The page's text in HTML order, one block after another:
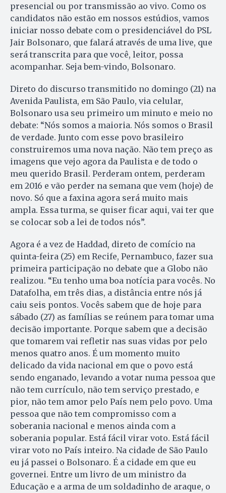
presencial ou por transmissão ao vivo. Como os
candidatos não estão em nossos estúdios, vamos
iniciar nosso debate com o presidenciável do PSL
Jair Bolsonaro, que falará através de uma live, que
será transcrita para que você, leitor, possa
acompanhar. Seja bem-vindo, Bolsonaro.
Direto do discurso transmitido no domingo (21) na
Avenida Paulista, em São Paulo, via celular,
Bolsonaro usa seu primeiro um minuto e meio no
debate: “Nós somos a maioria. Nós somos o Brasil
de verdade. Junto com esse povo brasileiro
construiremos uma nova nação. Não tem preço as
imagens que vejo agora da Paulista e de todo o
meu querido Brasil. Perderam ontem, perderam
em 2016 e vão perder na semana que vem (hoje) de
novo. Só que a faxina agora será muito mais
ampla. Essa turma, se quiser ficar aqui, vai ter que
se colocar sob a lei de todos nós”.
Agora é a vez de Haddad, direto de comício na
quinta-feira (25) em Recife, Pernambuco, fazer sua
primeira participação no debate que a Globo não
realizou. “Eu tenho uma boa notícia para vocês. No
Datafolha, em três dias, a distância entre nós já
caiu seis pontos. Vocês sabem que de hoje para
sábado (27) as famílias se reúnem para tomar uma
decisão importante. Porque sabem que a decisão
que tomarem vai refletir nas suas vidas por pelo
menos quatro anos. É um momento muito
delicado da vida nacional em que o povo está
sendo enganado, levando a votar numa pessoa que
não tem currículo, não tem serviço prestado, e
pior, não tem amor pelo País nem pelo povo. Uma
pessoa que não tem compromisso com a
soberania nacional e menos ainda com a
soberania popular. Está fácil virar voto. Está fácil
virar voto no País inteiro. Na cidade de São Paulo
eu já passei o Bolsonaro. É a cidade em que eu
governei. Entre um livro de um ministro da
Educação e a arma de um soldadinho de araque, o